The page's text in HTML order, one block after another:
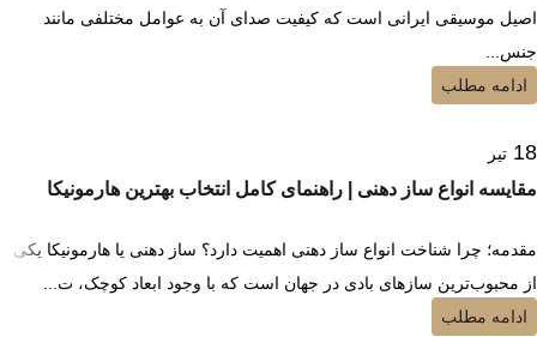
اصیل موسیقی ایرانی است که کیفیت صدای آن به عوامل مختلفی مانند
جنس...
ادامه مطلب
18 تیر
مقایسه انواع ساز دهنی | راهنمای کامل انتخاب بهترین هارمونیکا
مقدمه؛ چرا شناخت انواع ساز دهنی اهمیت دارد؟ ساز دهنی یا هارمونیکا یکی
از محبوب‌ترین سازهای بادی در جهان است که با وجود ابعاد کوچک، ت...
ادامه مطلب